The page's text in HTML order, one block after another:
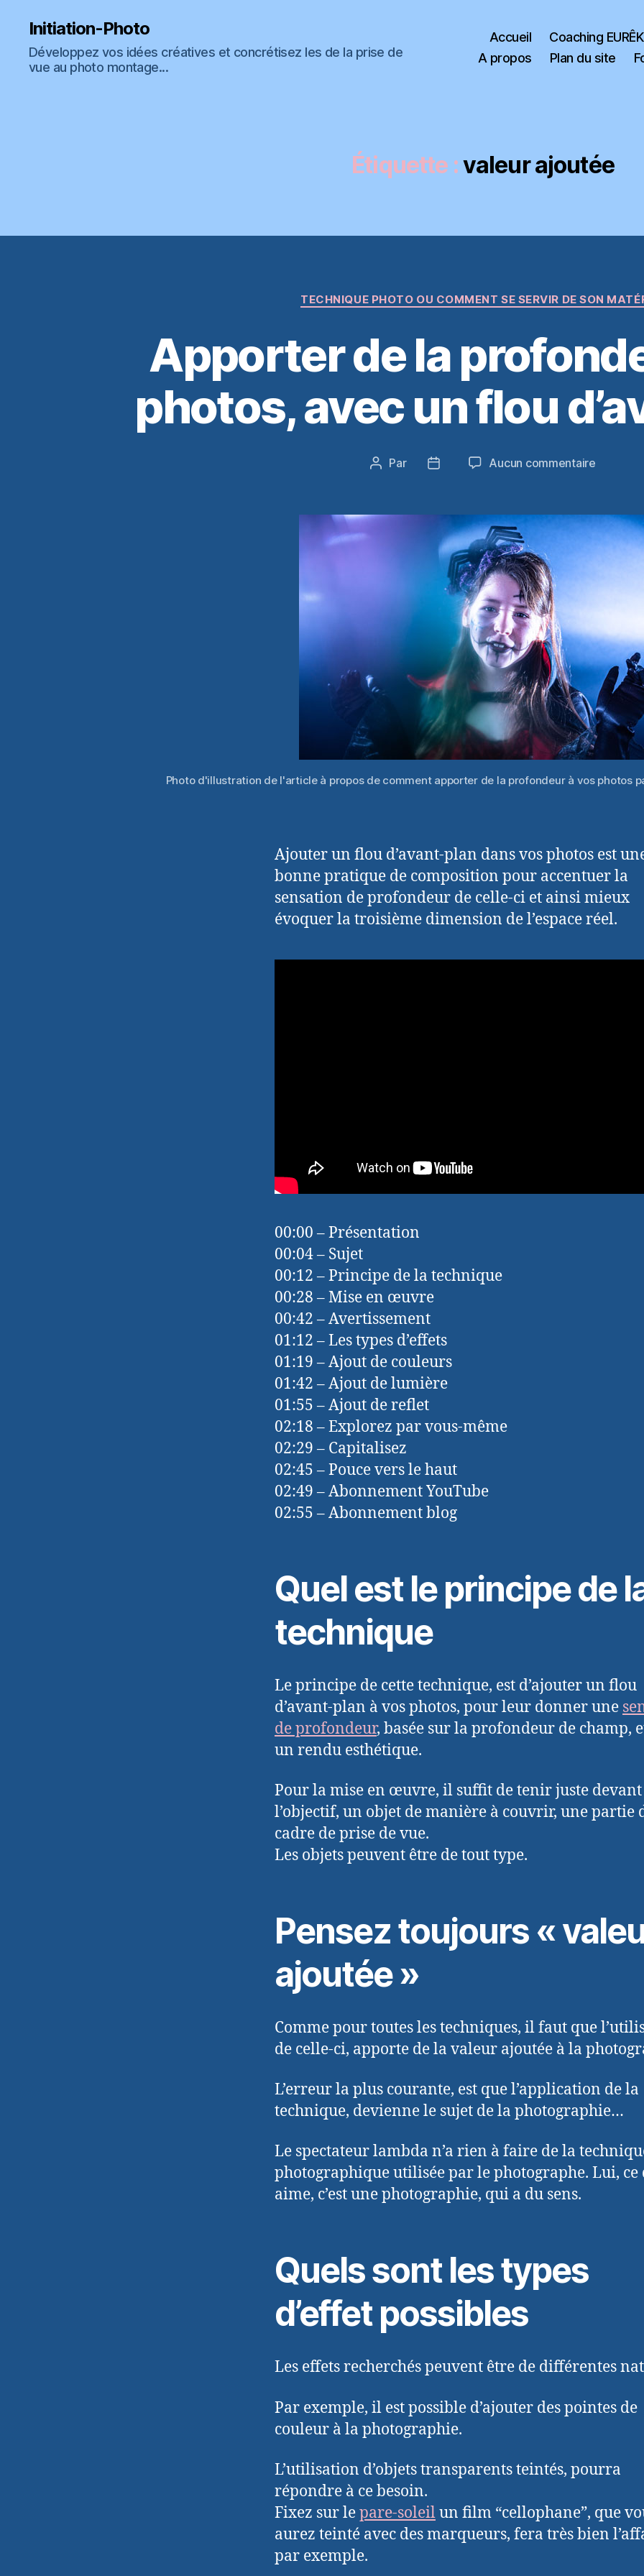
Initiation-Photo
Développez vos idées créatives et concrétisez les de la prise de
vue au photo montage...
Accueil
Coaching
A propos
Plan du site
Étiquette :valeur ajoutée
Catégories
TECHNIQUE PHOTO OU COMMENT SE SERVIR DE SON
Apporter de la
photos, avec un flou
Auteur
Par
Date
Aucun commentairesur
la
à
flou
d’avant-
plan
Photo d'illustration de l'article à propos de comment apporter de la profondeur à vos photos
Ajouter un flou d’avant-plan dans vos photos est
bonne pratique de composition pour accentuer la
sensation de profondeur de celle-ci et ainsi mieux
évoquer la troisième dimension de l’espace réel.
00:00 – Présentation
00:04 – Sujet
00:12 – Principe de la technique
00:28 – Mise en œuvre
00:42 – Avertissement
01:12 – Les types d’effets
01:19 – Ajout de couleurs
01:42 – Ajout de lumière
01:55 – Ajout de reflet
02:18 – Explorez par vous-même
02:29 – Capitalisez
02:45 – Pouce vers le haut
02:49 – Abonnement YouTube
02:55 – Abonnement blog
Quel est le principe de
technique
Le principe de cette technique, est d’ajouter un flou
d’avant-plan à vos photos, pour leur donner une
de profondeur, basée sur la profondeur de champ,
un rendu esthétique.
Pour la mise en œuvre, il suffit de tenir juste devant
l’objectif, un objet de manière à couvrir, une partie
cadre de prise de vue.
Les objets peuvent être de tout type.
Pensez toujours «
ajoutée »
Comme pour toutes les techniques, il faut que
de celle-ci, apporte de la valeur ajoutée à la
L’erreur la plus courante, est que l’application de la
technique, devienne le sujet de la photographie…
Le spectateur lambda n’a rien à faire de la
photographique utilisée par le photographe. Lui, ce
aime, c’est une photographie, qui a du sens.
Quels sont les types
d’effet possibles
Les effets recherchés peuvent être de différentes
Par exemple, il est possible d’ajouter des pointes de
couleur à la photographie.
L’utilisation d’objets transparents teintés, pourra
répondre à ce besoin.
Fixez sur lepare-soleilun film “cellophane”, que
aurez teinté avec des marqueurs, fera très bien
par exemple.